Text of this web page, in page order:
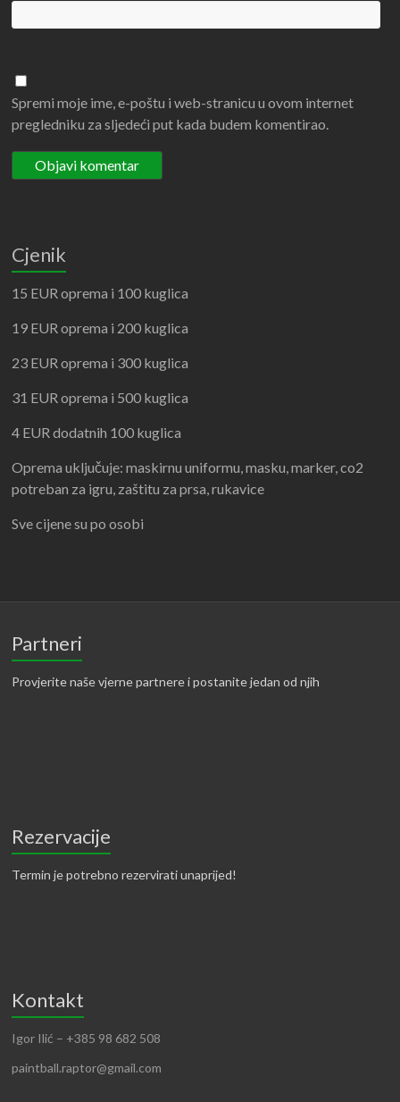
Spremi moje ime, e-poštu i web-stranicu u ovom internet
pregledniku za sljedeći put kada budem komentirao.
Cjenik
15 EUR oprema i 100 kuglica
19 EUR oprema i 200 kuglica
23 EUR oprema i 300 kuglica
31 EUR oprema i 500 kuglica
4 EUR dodatnih 100 kuglica
Oprema uključuje: maskirnu uniformu, masku, marker, co2
potreban za igru, zaštitu za prsa, rukavice
Sve cijene su po osobi
Partneri
Provjerite naše vjerne partnere i postanite jedan od njih
Rezervacije
Termin je potrebno rezervirati unaprijed!
Kontakt
Igor Ilić – +385 98 682 508
paintball.raptor@gmail.com